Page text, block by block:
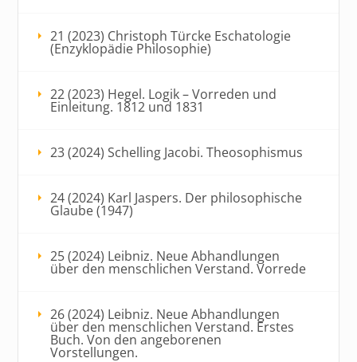
21 (2023) Christoph Türcke Eschatologie
(Enzyklopädie Philosophie)
22 (2023) Hegel. Logik – Vorreden und
Einleitung. 1812 und 1831
23 (2024) Schelling Jacobi. Theosophismus
24 (2024) Karl Jaspers. Der philosophische
Glaube (1947)
25 (2024) Leibniz. Neue Abhandlungen
über den menschlichen Verstand. Vorrede
26 (2024) Leibniz. Neue Abhandlungen
über den menschlichen Verstand. Erstes
Buch. Von den angeborenen
Vorstellungen.